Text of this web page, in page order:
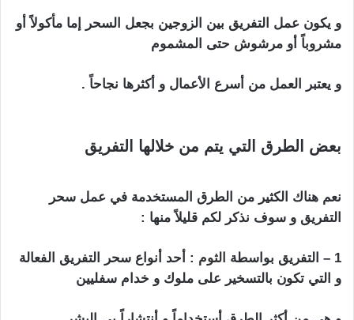
و يكون عمل التفريق بين الزوجين بجعل السحر إما مأكولاً أو
مشروباً أو مرشوش حتى المشموم
و يعتبر العمل من أسرع الأعمال و أكثرها نجاحاً .
بعض الطرق التي يتم من خلالها التفريق
نعم هناك الكثير من الطرق المستخدمة في عمل سحر
التفريق و سوف نذكر لكم قليلاً منها :
1 – التفريق بواسطة الثوم : أحد أنواع سحر التفريق الفعالة
و التي تكون بالتسخير على ملوك و خدام سفليين